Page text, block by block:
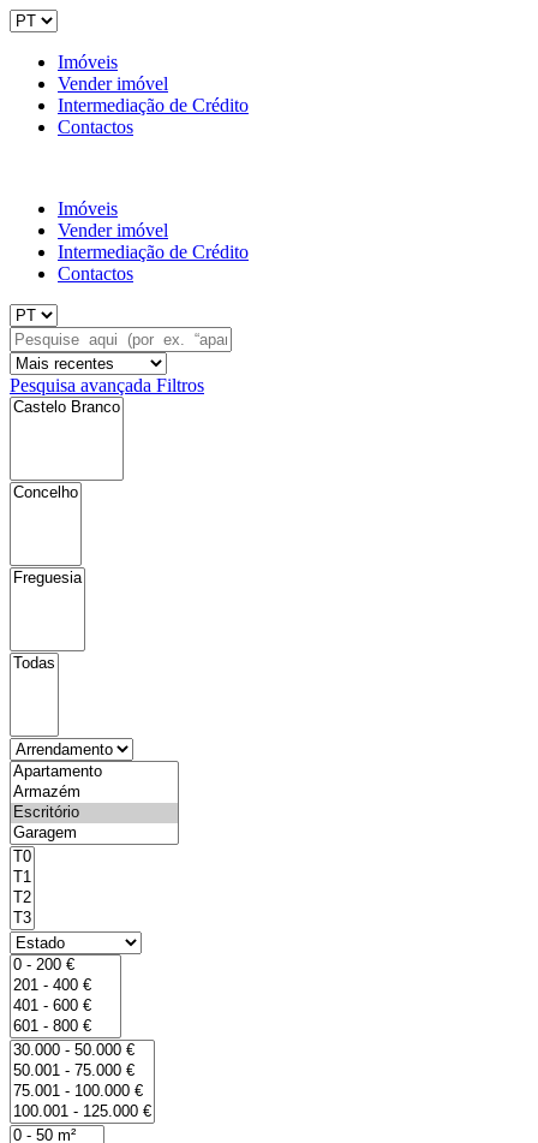
Imóveis
Vender imóvel
Intermediação de Crédito
Contactos
Imóveis
Vender imóvel
Intermediação de Crédito
Contactos
Pesquisa avançada Filtros